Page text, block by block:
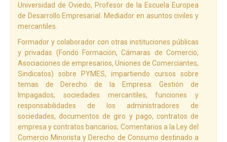
Universidad de Oviedo, Profesor de la Escuela Europea
de Desarrollo Empresarial. Mediador en asuntos civiles y
mercantiles.
Formador y colaborador con otras instituciones públicas
y privadas (Fondo Formación, Cámaras de Comercio,
Asociaciones de empresarios, Uniones de Comerciantes,
Sindicatos) sobre PYMES, impartiendo cursos sobre
temas de Derecho de la Empresa: Gestión de
Impagados, sociedades mercantiles, funciones y
responsabilidades de los administradores de
sociedades, documentos de giro y pago, contratos de
empresa y contratos bancarios; Comentarios a la Ley del
Comercio Minorista y Derecho de Consumo destinado a